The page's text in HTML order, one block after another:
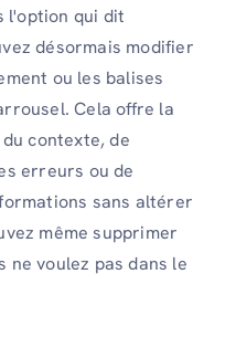
l'option qui dit
désormais modifier
ou les balises
Cela offre la
contexte, de
erreurs ou de
sans altérer
même supprimer
ne voulez pas dans le